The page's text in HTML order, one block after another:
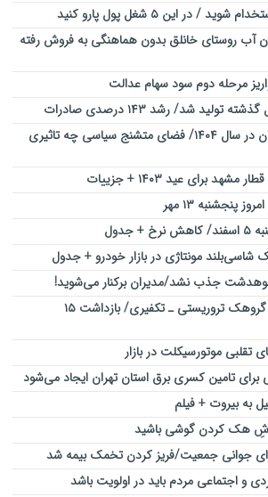
آب روستای خانلق بدون هماهنگی به فروش رفته
مرحله دوم سود سهام عدالت
دو سناریوی اقتصاد ایران در سال ۱۴۰۴/ فضای متشنج سیاسی چه تاثیری
برای عید ۱۴۰۳ + جزییات
۱۳ مهر
مونتاژی در بازار خودرو + جدول
ببینید| انهدام ۴ هسته‌ گروهک تروریستی ـ تکفیری/ بازداشت ۱۵
تقلبی موتورسیکلت در بازار
تامین کسری برق استان تهران ایجاد می‌شود
هک کردن گوشی باشید
جوانی جمعیت/فریز کردن تخمک بیمه شد
و اجتماعی مردم باید در اولویت باشد